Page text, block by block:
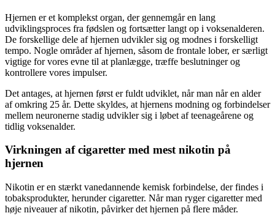
Hjernen er et komplekst organ, der gennemgår en lang
udviklingsproces fra fødslen og fortsætter langt op i voksenalderen.
De forskellige dele af hjernen udvikler sig og modnes i forskelligt
tempo. Nogle områder af hjernen, såsom de frontale lober, er særligt
vigtige for vores evne til at planlægge, træffe beslutninger og
kontrollere vores impulser.
Det antages, at hjernen først er fuldt udviklet, når man når en alder
af omkring 25 år. Dette skyldes, at hjernens modning og forbindelser
mellem neuronerne stadig udvikler sig i løbet af teenageårene og
tidlig voksenalder.
Virkningen af cigaretter med mest nikotin på
hjernen
Nikotin er en stærkt vanedannende kemisk forbindelse, der findes i
tobaksprodukter, herunder cigaretter. Når man ryger cigaretter med
høje niveauer af nikotin, påvirker det hjernen på flere måder.